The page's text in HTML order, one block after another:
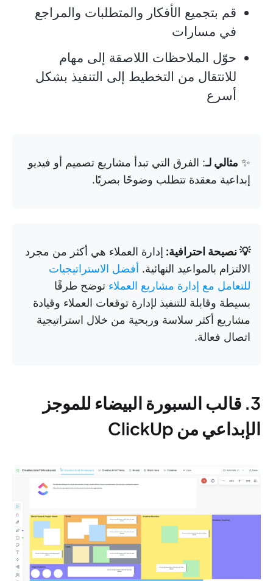
قم بتجميع الأفكار والمتطلبات والمراجع
في مسارات
حوّل الملاحظات اللاصقة إلى مهام
للانتقال من التخطيط إلى التنفيذ بشكل
أسرع
✨ مثالي لـ: الفرق التي تبدأ مشاريع تصميم أو فيديو
إبداعية معقدة تتطلب وضوحًا بصريًا.
💡 نصيحة احترافية: إدارة العملاء هي أكثر من مجرد
الالتزام بالمواعيد النهائية. أفضل الاستراتيجيات
للتعامل مع إدارة مشاريع العملاء توضح طرقًا
بسيطة وقابلة للتنفيذ لإدارة توقعات العملاء وقيادة
مشاريع أكثر سلاسة وربحية من خلال استراتيجية
اتصال فعالة.
3. قالب السبورة البيضاء للموجز
الإبداعي من ClickUp